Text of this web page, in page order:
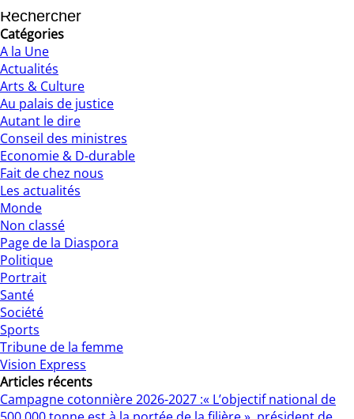
Catégories
A la Une
Actualités
Arts & Culture
Au palais de justice
Autant le dire
Conseil des ministres
Economie & D-durable
Fait de chez nous
Les actualités
Monde
Non classé
Page de la Diaspora
Politique
Portrait
Santé
Société
Sports
Tribune de la femme
Vision Express
Articles récents
Campagne cotonnière 2026-2027 :« L’objectif national de